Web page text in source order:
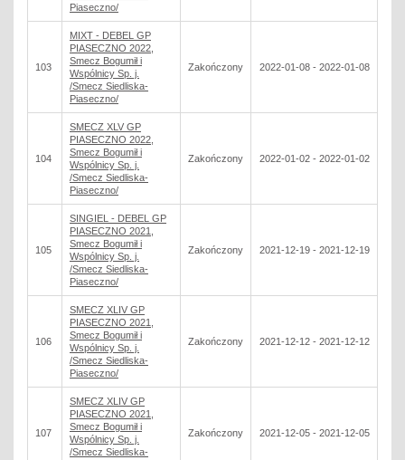
Piaseczno/
103
MIXT - DEBEL GP
PIASECZNO 2022,
Smecz Bogumił i
Wspólnicy Sp. j.
/Smecz Siedliska-
Piaseczno/
Zakończony 2022-01-08 - 2022-01-08
104
SMECZ XLV GP
PIASECZNO 2022,
Smecz Bogumił i
Wspólnicy Sp. j.
/Smecz Siedliska-
Piaseczno/
Zakończony 2022-01-02 - 2022-01-02
105
SINGIEL - DEBEL GP
PIASECZNO 2021,
Smecz Bogumił i
Wspólnicy Sp. j.
/Smecz Siedliska-
Piaseczno/
Zakończony 2021-12-19 - 2021-12-19
106
SMECZ XLIV GP
PIASECZNO 2021,
Smecz Bogumił i
Wspólnicy Sp. j.
/Smecz Siedliska-
Piaseczno/
Zakończony 2021-12-12 - 2021-12-12
107
SMECZ XLIV GP
PIASECZNO 2021,
Smecz Bogumił i
Wspólnicy Sp. j.
/Smecz Siedliska-
Zakończony 2021-12-05 - 2021-12-05